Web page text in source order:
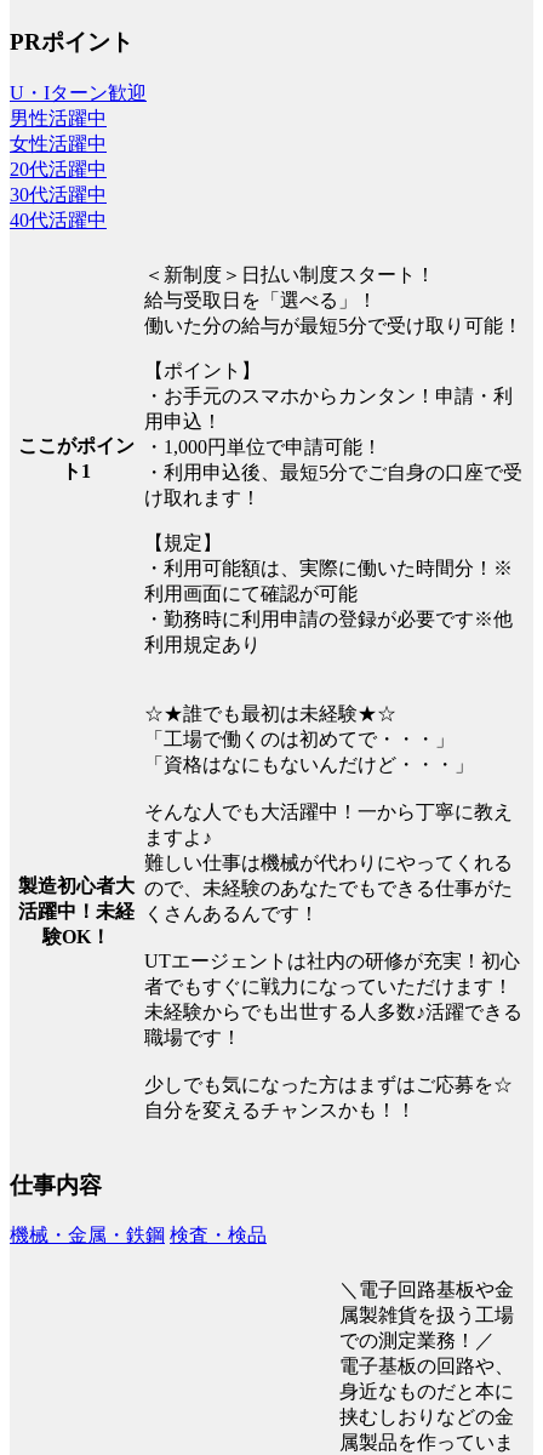
PRポイント
U・Iターン歓迎
男性活躍中
女性活躍中
20代活躍中
30代活躍中
40代活躍中
ここがポイン
ト1
＜新制度＞日払い制度スタート！
給与受取日を「選べる」！
働いた分の給与が最短5分で受け取り可能！
【ポイント】
・お手元のスマホからカンタン！申請・利
用申込！
・1,000円単位で申請可能！
・利用申込後、最短5分でご自身の口座で受
け取れます！
【規定】
・利用可能額は、実際に働いた時間分！※
利用画面にて確認が可能
・勤務時に利用申請の登録が必要です※他
利用規定あり
製造初心者大
活躍中！未経
験OK！
☆★誰でも最初は未経験★☆
「工場で働くのは初めてで・・・」
「資格はなにもないんだけど・・・」
そんな人でも大活躍中！一から丁寧に教え
ますよ♪
難しい仕事は機械が代わりにやってくれる
ので、未経験のあなたでもできる仕事がた
くさんあるんです！
UTエージェントは社内の研修が充実！初心
者でもすぐに戦力になっていただけます！
未経験からでも出世する人多数♪活躍できる
職場です！
少しでも気になった方はまずはご応募を☆
自分を変えるチャンスかも！！
仕事内容
機械・金属・鉄鋼 検査・検品
＼電子回路基板や金
属製雑貨を扱う工場
での測定業務！／
電子基板の回路や、
身近なものだと本に
挟むしおりなどの金
属製品を作っていま